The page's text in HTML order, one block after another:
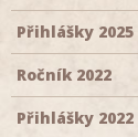
Přihlášky 2025
Ročník 2022
Přihlášky 2022